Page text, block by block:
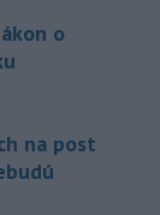
o
na post